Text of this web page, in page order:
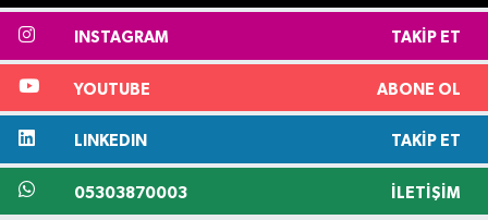
INSTAGRAM TAKIP ET
YOUTUBE ABONE OL
LINKEDIN TAKIP ET
05303870003 İLETIŞIM